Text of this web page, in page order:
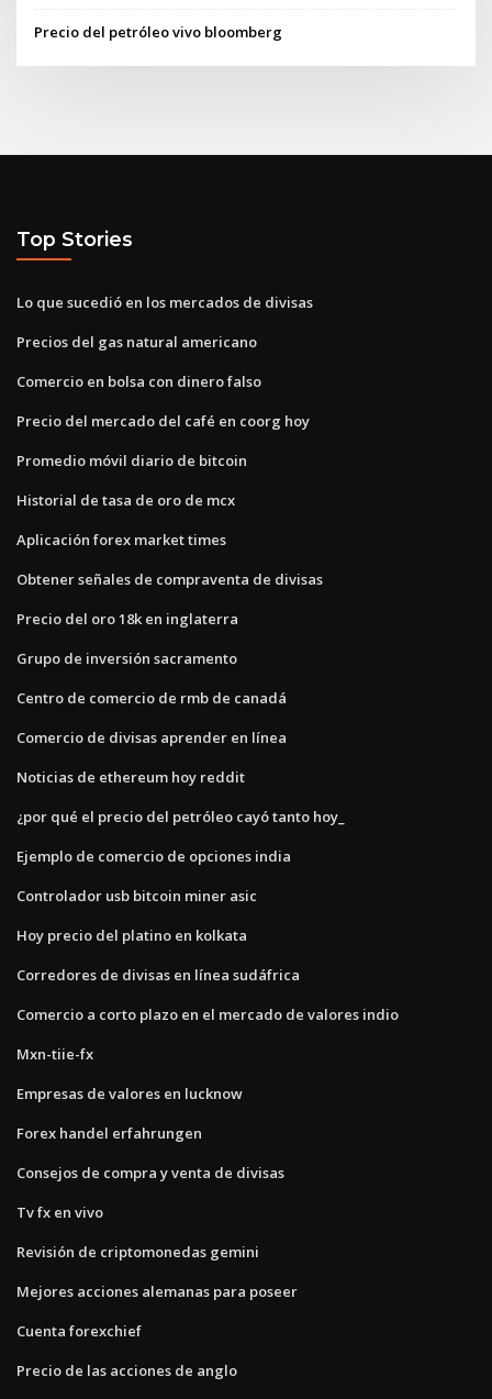
Precio del petróleo vivo bloomberg
Top Stories
Lo que sucedió en los mercados de divisas
Precios del gas natural americano
Comercio en bolsa con dinero falso
Precio del mercado del café en coorg hoy
Promedio móvil diario de bitcoin
Historial de tasa de oro de mcx
Aplicación forex market times
Obtener señales de compraventa de divisas
Precio del oro 18k en inglaterra
Grupo de inversión sacramento
Centro de comercio de rmb de canadá
Comercio de divisas aprender en línea
Noticias de ethereum hoy reddit
¿por qué el precio del petróleo cayó tanto hoy_
Ejemplo de comercio de opciones india
Controlador usb bitcoin miner asic
Hoy precio del platino en kolkata
Corredores de divisas en línea sudáfrica
Comercio a corto plazo en el mercado de valores indio
Mxn-tiie-fx
Empresas de valores en lucknow
Forex handel erfahrungen
Consejos de compra y venta de divisas
Tv fx en vivo
Revisión de criptomonedas gemini
Mejores acciones alemanas para poseer
Cuenta forexchief
Precio de las acciones de anglo